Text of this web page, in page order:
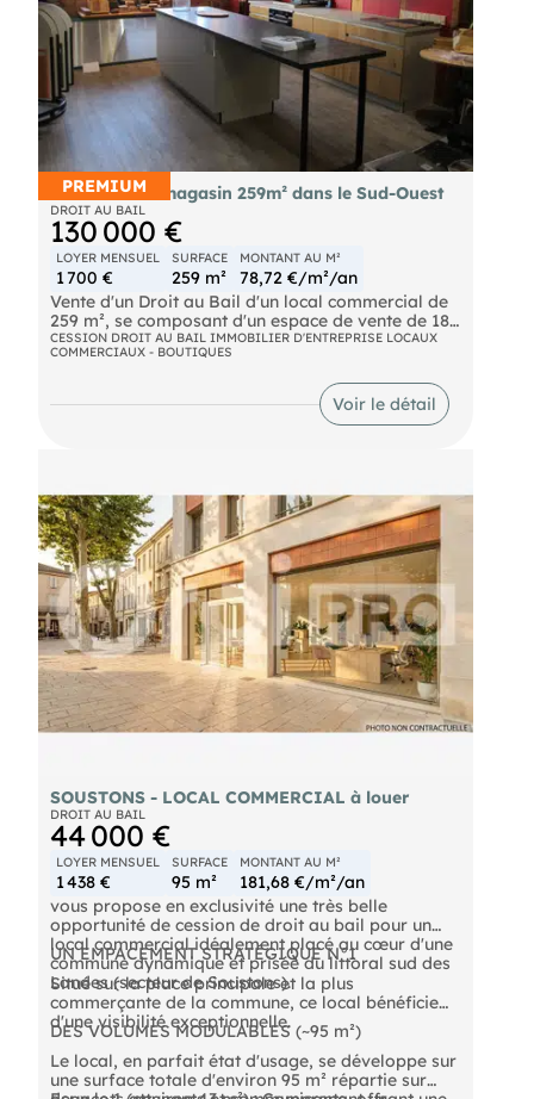
PREMIUM
Droit au Bail magasin 259m² dans le Sud-Ouest
DROIT AU BAIL
130 000 €
LOYER MENSUEL
1 700 €
SURFACE
259 m²
MONTANT AU M²
78,72 €/m²/an
Vente d'un Droit au Bail d'un local commercial de
259 m², se composant d'un espace de vente de 180
m², chaleureux et modulable, dont espace WC et
bureau, et à l'étage d'une mezzanine de 79 m².
Magasin traversant avec vitrines et parkings.
Magasin se situant dans une zone d'activité très
CESSION DROIT AU BAIL IMMOBILIER D'ENTREPRISE LOCAUX
COMMERCIAUX - BOUTIQUES
Voir le détail
SOUSTONS - LOCAL COMMERCIAL à louer
DROIT AU BAIL
44 000 €
LOYER MENSUEL
1 438 €
SURFACE
95 m²
MONTANT AU M²
181,68 €/m²/an
vous propose en exclusivité une très belle
opportunité de cession de droit au bail pour un
local commercial idéalement placé au cœur d'une
commune dynamique et prisée du littoral sud des
Landes (secteur de Soustons).
UN EMPACEMENT STRATÉGIQUE N°1
Situé sur la place principale et la plus
commerçante de la commune, ce local bénéficie
d'une visibilité exceptionnelle.
DES VOLUMES MODULABLES (~95 m²)
Le local, en parfait état d'usage, se développe sur
une surface totale d'environ 95 m² répartie sur